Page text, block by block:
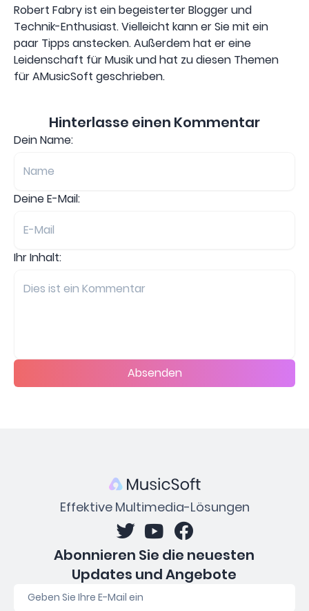
Robert Fabry ist ein begeisterter Blogger und
Technik-Enthusiast. Vielleicht kann er Sie mit ein
paar Tipps anstecken. Außerdem hat er eine
Leidenschaft für Musik und hat zu diesen Themen
für AMusicSoft geschrieben.
Hinterlasse einen Kommentar
Dein Name:
Deine E-Mail:
Ihr Inhalt:
Absenden
Effektive Multimedia-Lösungen
Abonnieren Sie die neuesten
Updates und Angebote